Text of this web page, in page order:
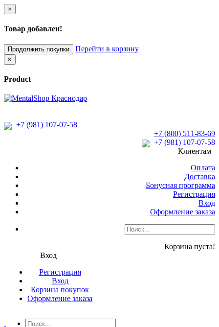
×
Товар добавлен!
Продолжить покупки Перейти в корзину
×
Product
+7 (981) 107-07-58
+7 (800) 511-83-69
+7 (981) 107-07-58
Клиентам
Оплата
Доставка
Бонусная программа
Регистрация
Вход
Оформление заказа
Корзина пуста!
Вход
Регистрация
Вход
Корзина покупок
Оформление заказа